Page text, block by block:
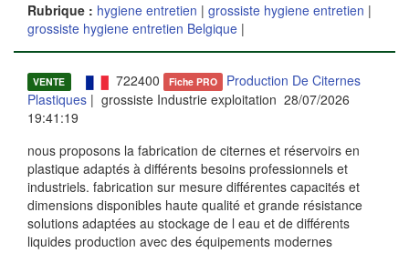
Rubrique : hygiene entretien | grossiste hygiene entretien |
grossiste hygiene entretien Belgique |
VENTE 722400 Fiche PRO
Production De Citernes
Plastiques | grossiste Industrie exploitation 28/07/2026
19:41:19
nous proposons la fabrication de citernes et réservoirs en
plastique adaptés à différents besoins professionnels et
industriels. fabrication sur mesure différentes capacités et
dimensions disponibles haute qualité et grande résistance
solutions adaptées au stockage de l eau et de différents
liquides production avec des équipements modernes